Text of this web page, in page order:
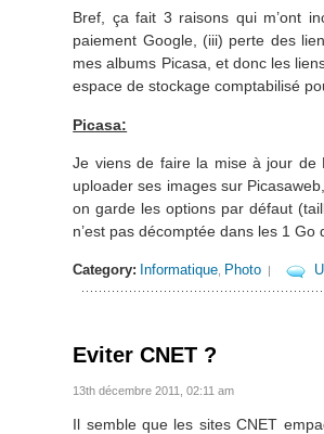
Bref, ça fait 3 raisons qui m’ont
paiement Google, (iii) perte des
mes albums Picasa, et donc les
espace de stockage comptabilisé
Picasa:
Je viens de faire la mise à jour de
uploader ses images sur
on garde les options par défaut
n’est pas décomptée dans les 1
Category: Informatique Photo |
Eviter CNET ?
13th décembre 2011, 02:11 am
Il semble que les sites CNET